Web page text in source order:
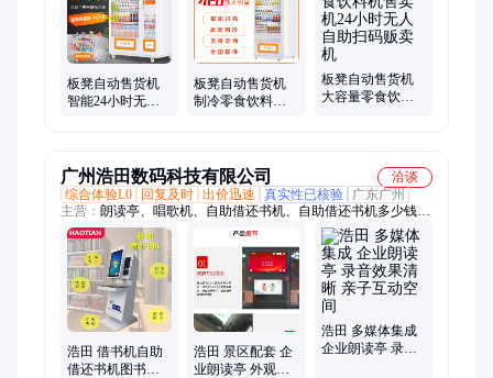
用、自动无人售货机、无人售卖自动售货机、自助无人售货机、
24小时自助售货机、无人自助售货机、无人智能自动售货机、智
能售货机、无人售货机自动售货机、自动饮料售货机、无人售卖
机、扫码开门售货机
板凳自动售货机
智能24小时无人
板凳自动售货机
制冷零食饮料机
板凳自动售货机
大容量零食饮料
广州浩田数码科技有限公司
洽谈
综合体验L0
回复及时 出价迅速 真实性已核验
广东广州
主营： 朗读亭、唱歌机、自助借还书机、自助借还书机多少钱、
电子书借阅机、大头贴拍照机器、隔音舱、瀑布流借阅机、馆员
一体机、桌面听书机、光影阅读机、有声文化墙、RFID通道门
禁、听书墙、自助借书柜、智慧图书馆设备方案、自助档案柜、
档案管理系统、国产图书管理系统
浩田 借书机自助
借还书机图书馆
浩田 景区配套 企
业朗读亭 外观设
浩田 多媒体集成
企业朗读亭 录音